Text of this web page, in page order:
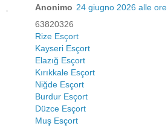
Anonimo 24 giugno 2026 alle
63820326
Rize Esçort
Kayseri Esçort
Elazığ Esçort
Kırıkkale Esçort
Niğde Esçort
Burdur Esçort
Düzce Esçort
Muş Esçort